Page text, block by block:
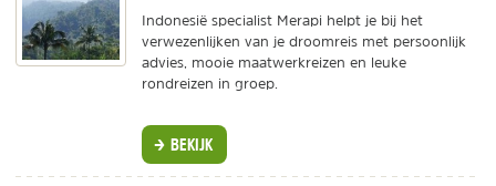
Indonesië specialist Merapi helpt je bij het
verwezenlijken van je droomreis met persoonlijk
advies, mooie maatwerkreizen en leuke
rondreizen in groep.
BEKIJK